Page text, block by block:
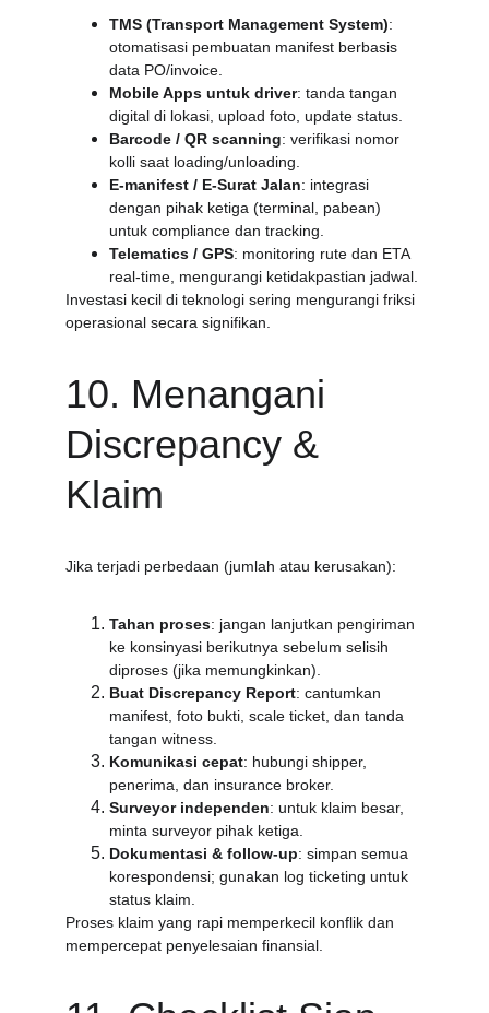
TMS (Transport Management System):
otomatisasi pembuatan manifest berbasis
data PO/invoice.
Mobile Apps untuk driver: tanda tangan
digital di lokasi, upload foto, update status.
Barcode / QR scanning: verifikasi nomor
kolli saat loading/unloading.
E-manifest / E-Surat Jalan: integrasi
dengan pihak ketiga (terminal, pabean)
untuk compliance dan tracking.
Telematics / GPS: monitoring rute dan ETA
real-time, mengurangi ketidakpastian jadwal.
Investasi kecil di teknologi sering mengurangi friksi
operasional secara signifikan.
10. Menangani
Discrepancy &
Klaim
Jika terjadi perbedaan (jumlah atau kerusakan):
Tahan proses: jangan lanjutkan pengiriman
ke konsinyasi berikutnya sebelum selisih
diproses (jika memungkinkan).
Buat Discrepancy Report: cantumkan
manifest, foto bukti, scale ticket, dan tanda
tangan witness.
Komunikasi cepat: hubungi shipper,
penerima, dan insurance broker.
Surveyor independen: untuk klaim besar,
minta surveyor pihak ketiga.
Dokumentasi & follow-up: simpan semua
korespondensi; gunakan log ticketing untuk
status klaim.
Proses klaim yang rapi memperkecil konflik dan
mempercepat penyelesaian finansial.